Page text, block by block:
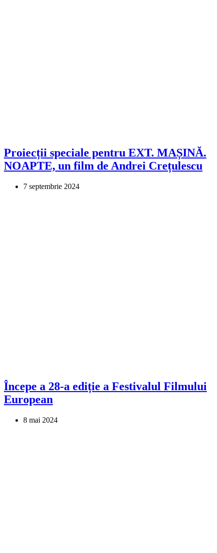
Proiecții speciale pentru EXT. MAȘINĂ.
NOAPTE, un film de Andrei Crețulescu
7 septembrie 2024
Începe a 28-a ediție a Festivalul Filmului
European
8 mai 2024